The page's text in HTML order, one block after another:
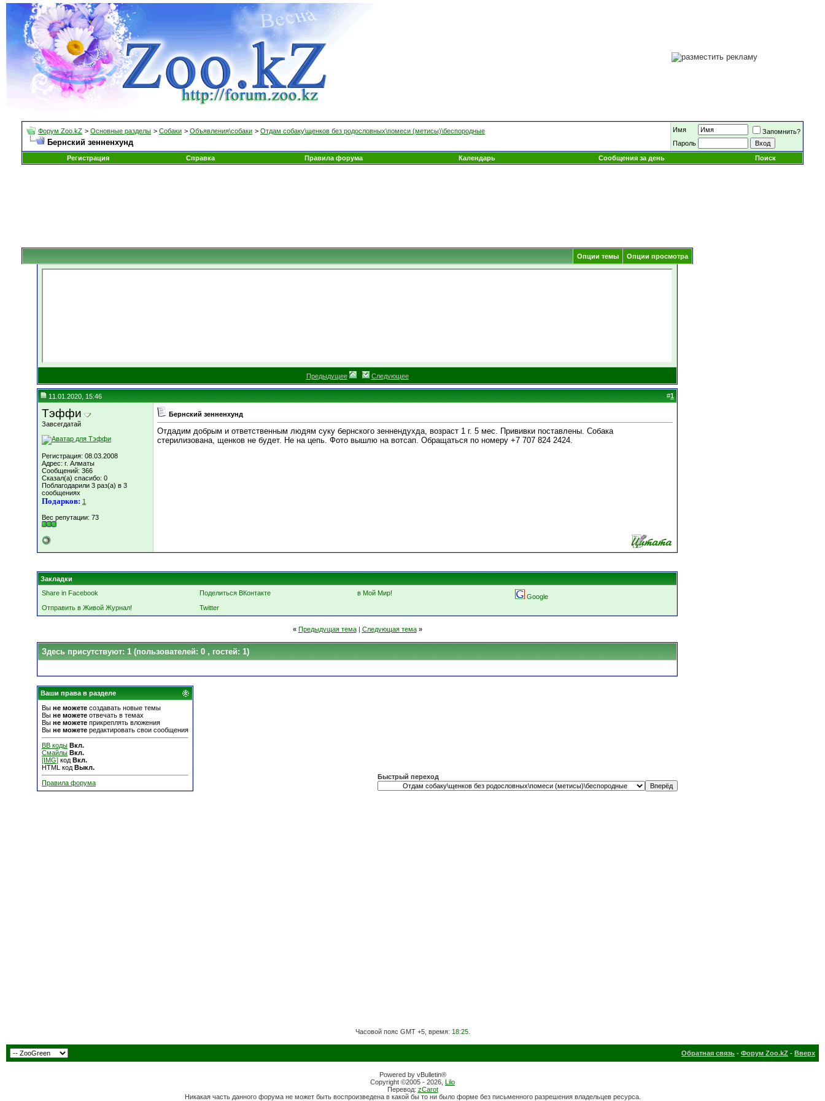
Форум Zoo.kZ > Основные разделы > Собаки > Объявления\собаки > Отдам собаку\щенков без родословных\помеси (метисы)\беспородные
Бернский зенненхунд
Имя
Запомнить?
Пароль
Регистрация
Справка Правила форума Календарь Сообщения за день Поиск
Опции темы Опции просмотра
Предыдущее Следующее
11.01.2020, 15:46 #1
Тэффи
Завсегдатай
Регистрация: 08.03.2008
Адрес: г. Алматы
Сообщений: 366
Сказал(а) спасибо: 0
Поблагодарили 3 раз(а) в 3
сообщениях
Подарков: 1
Вес репутации: 73
Бернский зенненхунд
Отдадим добрым и ответственным людям суку бернского зеннендухда, возраст 1 г. 5 мес. Прививки поставлены. Собака
стерилизована, щенков не будет. Не на цепь. Фото вышлю на вотсап. Обращаться по номеру +7 707 824 2424.
Закладки
Share in Facebook
Поделиться ВКонтакте в Мой Мир!
Google
Отправить в Живой Журнал!
Twitter
« Предыдущая тема| Следующая тема »
Здесь присутствуют: 1 (пользователей: 0 , гостей: 1)
Ваши права в разделе
Вы не можете создавать новые темы
Вы не можете отвечать в темах
Вы не можете прикреплять вложения
Вы не можете редактировать свои сообщения
BB коды Вкл.
Смайлы Вкл.
[IMG] код Вкл.
HTML код Выкл.
Правила форума
Быстрый переход
Часовой пояс GMT +5, время: 18:25.
Обратная связь - Форум Zoo.kZ - Вверх
Powered by vBulletin®
Copyright ©2005 - 2026, Lilo
Перевод: zCarot
Никакая часть данного форума не может быть воспроизведена в какой бы то ни было форме без письменного разрешения владельцев ресурса.